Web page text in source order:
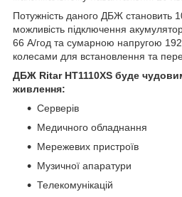
Потужність даного ДБЖ становить
можливість підключення
66 А/год та сумарною напругою
колесами для встановлення та
ДБЖ Ritar HT1110XS буде
живлення:
Серверів
Медичного обладнання
Мережевих пристроїв
Музичної апаратури
Телекомунікацій